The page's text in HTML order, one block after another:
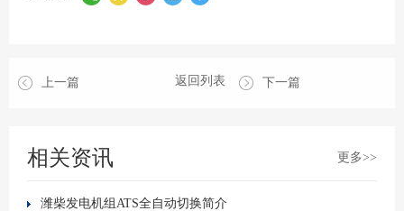
上一篇 下一篇
返回列表
相关资讯 更多>>
潍柴发电机组ATS全自动切换简介